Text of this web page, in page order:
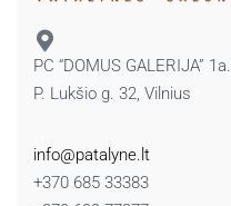
PC “DOMUS GALERIJA” 1a.
P. Lukšio g. 32, Vilnius
info@patalyne.lt
+370 685 33383